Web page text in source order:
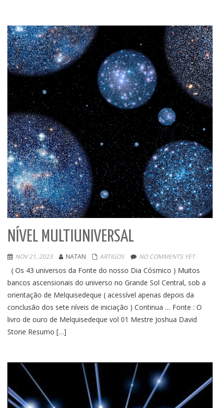
NÍVEL MULTIUNIVERSAL
NOV 21, 2023 NATAN ARTIGOS NO COMMENTS YET
( Os 43 universos da Fonte do nosso Dia Cósmico ) Muitos
bancos ascensionais do universo no Grande Sol Central, sob a
orientação de Melquisedeque ( acessível apenas depois da
conclusão dos sete níveis de iniciação ) Continua … Fonte : O
livro de ouro de Melquisedeque vol 01 Mestre Joshua David
Stone Resumo […]